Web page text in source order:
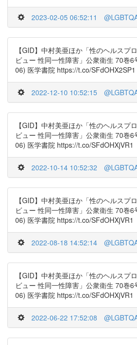
2023-02-05 06:52:11
【GID】中村美亜ほか「性のヘルスプ
ビュー 性同一性障害」公衆衛生 70巻
06) 医学書院 https://t.co/SFdOHX2SP1
2022-12-10 10:52:15
【GID】中村美亜ほか「性のヘルスプ
ビュー 性同一性障害」公衆衛生 70巻
06) 医学書院 https://t.co/SFdOHXjVR1
2022-10-14 10:52:32
【GID】中村美亜ほか「性のヘルスプ
ビュー 性同一性障害」公衆衛生 70巻
06) 医学書院 https://t.co/SFdOHXjVR1
2022-08-18 14:52:14
【GID】中村美亜ほか「性のヘルスプ
ビュー 性同一性障害」公衆衛生 70巻
06) 医学書院 https://t.co/SFdOHXjVR1
2022-06-22 17:52:08